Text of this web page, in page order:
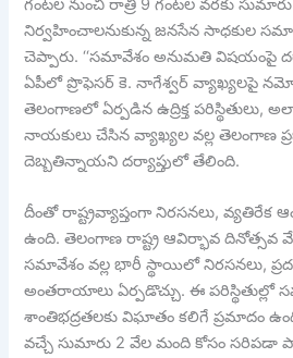
గంటల నుంచి రాత్రి 9 గంటల వరకు
నిర్వహించాలనుకున్న జనసేన సాధకుల
చెప్పారు. ‘‘సమావేశం అనుమతి విషయంపై
ఏపీలో ప్రొఫెసర్ కె. నాగేశ్వర్ వ్యాఖ్యలపై
తెలంగాణలో ఏర్పడిన ఉద్రిక్త పరిస్థితులు,
నాయకులు చేసిన వ్యాఖ్యల వల్ల తెలంగాణ
దెబ్బతిన్నాయని దర్యాప్తులో తేలింది.
దీంతో రాష్ట్రవ్యాప్తంగా నిరసనలు, వ్యతిరేక
ఉంది. తెలంగాణ రాష్ట్ర ఆవిర్భావ
సమావేశం వల్ల భారీ స్థాయిలో నిరసనలు,
అంతరాయాలు ఏర్పడొచ్చు. ఈ పరిస్థితుల్లో
శాంతిభద్రతలకు విఘాతం కలిగే ప్రమాదం
వచ్చే సుమారు 2 వేల మంది కోసం సరిపడా